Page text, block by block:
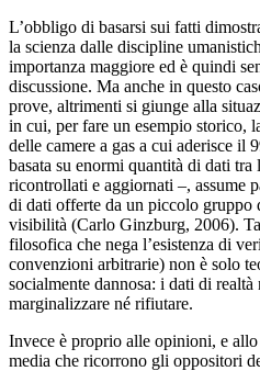
L’obbligo di basarsi sui fatti
la scienza dalle discipline
importanza maggiore ed è quindi
discussione. Ma anche in questo
prove, altrimenti si giunge alla
in cui, per fare un esempio storico,
delle camere a gas a cui aderisce il
basata su enormi quantità di dati
ricontrollati e aggiornati –, assume
di dati offerte da un piccolo gruppo
visibilità (Carlo Ginzburg, 2006).
filosofica che nega l’esistenza di
convenzioni arbitrarie) non è solo
socialmente dannosa: i dati di realtà
marginalizzare né rifiutare.
Invece è proprio alle opinioni, e
media che ricorrono gli oppositori